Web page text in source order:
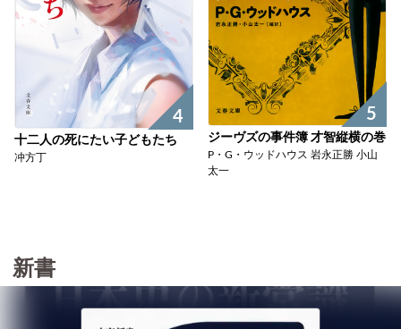
4
十二人の死にたい子どもたち
冲方丁
5
ジーヴズの事件簿 才智縦横の巻
P・G・ウッドハウス 岩永正勝 小山
太一
新書